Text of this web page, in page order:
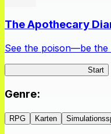
The Apothecary
See the poison—be the
Start
Genre:
RPG Karten